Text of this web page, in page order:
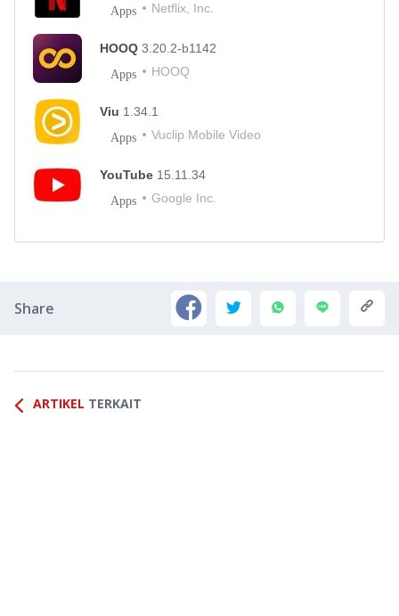
Apps Netflix, Inc.
HOOQ 3.20.2-b1142
Apps HOOQ
Viu 1.34.1
Apps Vuclip Mobile Video
YouTube 15.11.34
Apps Google Inc.
Share
ARTIKEL TERKAIT